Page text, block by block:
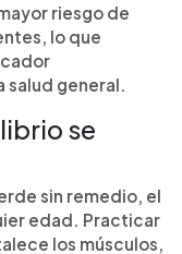
riesgo de
lo que
general.
se
sin remedio, el
edad. Practicar
los músculos,